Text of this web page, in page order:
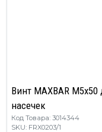
Винт MAXBAR
насечек
Код Товара: 3014344
SKU: FRX0203/1